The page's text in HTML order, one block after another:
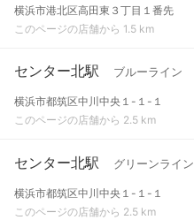
横浜市港北区高田東３丁目１番先
このページの店舗から 1.5 km
センター北駅 ブルーライン
横浜市都筑区中川中央１-１-１
このページの店舗から 2.5 km
センター北駅 グリーンライン
横浜市都筑区中川中央１-１-１
このページの店舗から 2.5 km